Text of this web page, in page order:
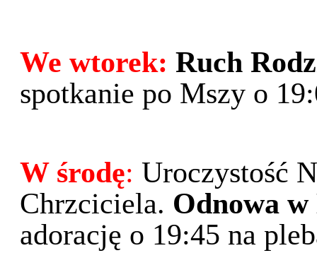
We wtorek: Ruch
spotkanie po Mszy o
W środę: Uroczystość
Chrzciciela. Odnowa
adorację o 19:45 na